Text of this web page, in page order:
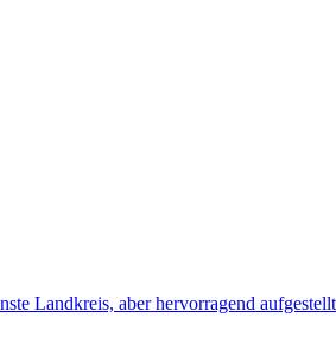
Landkreis, aber hervorragend